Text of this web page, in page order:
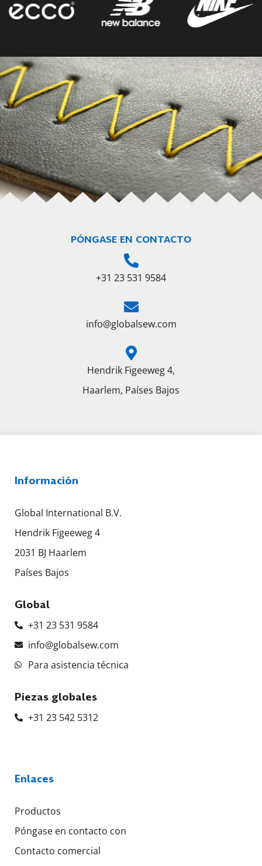
PÓNGASE EN CONTACTO
+31 23 531 9584
info@globalsew.com
Hendrik Figeeweg 4,
Haarlem, Países Bajos
Información
Global International B.V.
Hendrik Figeeweg 4
2031 BJ Haarlem
Países Bajos
Global
+31 23 531 9584
info@globalsew.com
Para asistencia técnica
Piezas globales
+31 23 542 5312
Enlaces
Productos
Póngase en contacto con
Contacto comercial